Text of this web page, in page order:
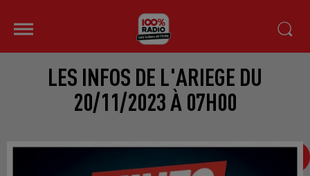
LES INFOS DE L'ARIEGE DU
20/11/2023 À 07H00